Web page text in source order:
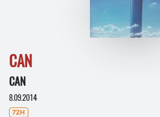
CAN
CAN
8.09.2014
72H